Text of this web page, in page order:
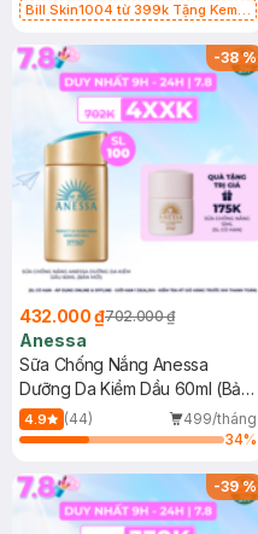
Bill Skin1004 từ 399k Tặng Kem
SPF 50+ 20ml (SL Có Hạn)
-38%
432.000 ₫702.000 ₫
Anessa
Sữa Chống Nắng Anessa
Dưỡng Da Kiềm Dầu 60ml (Bản
Mới)
4.9 (44)
499/tháng
34%
-39%